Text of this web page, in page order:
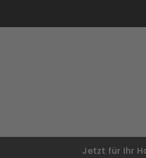
Jetzt für Ihr